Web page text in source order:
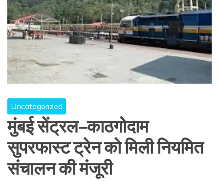
Uncategorized
मुंबई सेंट्रल–काठगोदाम
सुपरफास्ट ट्रेन को मिली नियमित
संचालन की मंजूरी